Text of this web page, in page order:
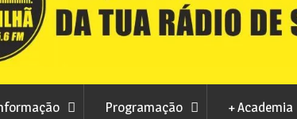
para a nova época
Programação + Academia